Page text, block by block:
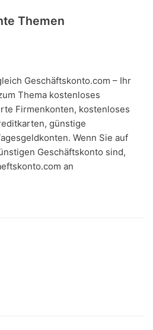
Themen
Geschäftskonto.com – Ihr
Thema kostenloses
Firmenkonten, kostenloses
günstige
Wenn Sie auf
Geschäftskonto sind,
an